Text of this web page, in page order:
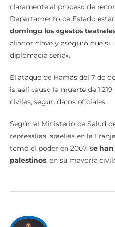
claramente al proceso de
Departamento de Estado
domingo los «gestos
aliados clave y aseguró que su
diplomacia seria».
El ataque de Hamás del 7 de
israelí causó la muerte de
civiles, según datos oficiales.
Según el Ministerio de Salud
represalias israelíes en la
tomó el poder en 2007, se han
palestinos, en su mayoría